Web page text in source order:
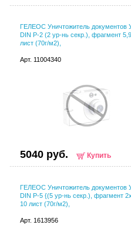
ГЕЛЕОС Уничтожитель документов
DIN P-2 (2 ур-нь секр.), фрагмент
лист (70г/м2),
Арт. 11004340
5040 руб. Купить
ГЕЛЕОС Уничтожитель документов
DIN P-5 {(5 ур-нь секр.), фрагмент
10 лист (70г/м2),
Арт. 1613956